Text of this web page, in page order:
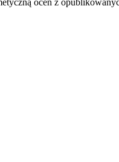
ocen z